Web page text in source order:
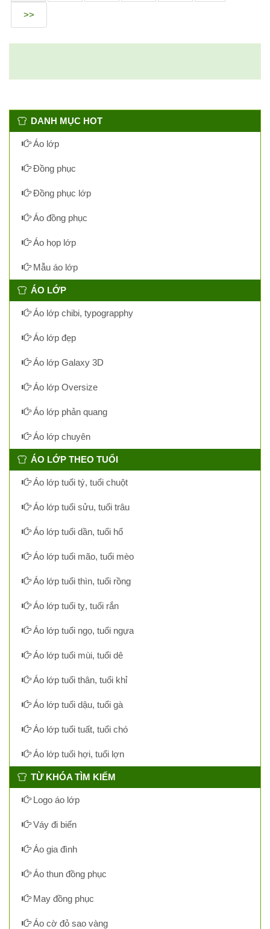
>>
DANH MỤC HOT
Áo lớp
Đồng phục
Đồng phục lớp
Áo đồng phục
Áo họp lớp
Mẫu áo lớp
ÁO LỚP
Áo lớp chibi, typograpphy
Áo lớp đẹp
Áo lớp Galaxy 3D
Áo lớp Oversize
Áo lớp phản quang
Áo lớp chuyên
ÁO LỚP THEO TUỔI
Áo lớp tuổi tý, tuổi chuột
Áo lớp tuổi sửu, tuổi trâu
Áo lớp tuổi dần, tuổi hổ
Áo lớp tuổi mão, tuổi mèo
Áo lớp tuổi thìn, tuổi rồng
Áo lớp tuổi tỵ, tuổi rắn
Áo lớp tuổi ngọ, tuổi ngựa
Áo lớp tuổi mùi, tuổi dê
Áo lớp tuổi thân, tuổi khỉ
Áo lớp tuổi dậu, tuổi gà
Áo lớp tuổi tuất, tuổi chó
Áo lớp tuổi hợi, tuổi lợn
TỪ KHÓA TÌM KIẾM
Logo áo lớp
Váy đi biển
Áo gia đình
Áo thun đồng phục
May đồng phục
Áo cờ đỏ sao vàng